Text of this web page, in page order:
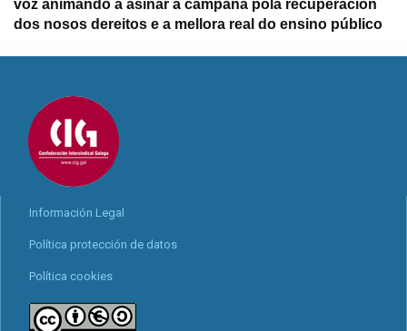
voz animando a asinar a campaña pola recuperación
dos nosos dereitos e a mellora real do ensino público
Información Legal
Política protección de datos
Política cookies